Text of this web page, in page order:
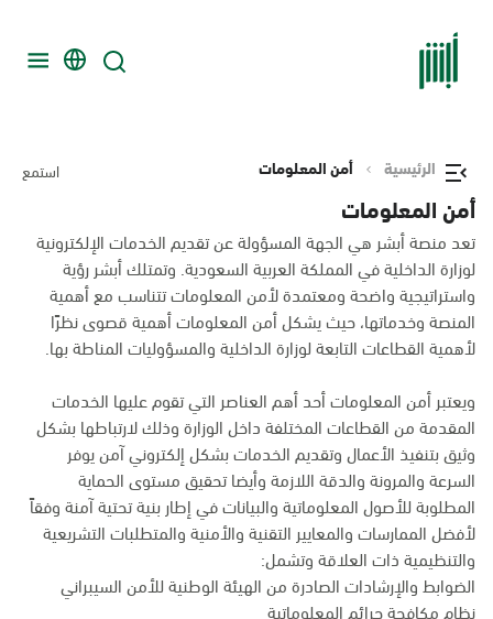
الرئيسية أمن المعلومات استمع
أمن المعلومات
تعد منصة أبشر هي الجهة المسؤولة عن تقديم الخدمات الإلكترونية
لوزارة الداخلية في المملكة العربية السعودية. وتمتلك أبشر رؤية
واستراتيجية واضحة ومعتمدة لأمن المعلومات تتناسب مع أهمية
المنصة وخدماتها، حيث يشكل أمن المعلومات أهمية قصوى نظرًا
لأهمية القطاعات التابعة لوزارة الداخلية والمسؤوليات المناطة بها.
ويعتبر أمن المعلومات أحد أهم العناصر التي تقوم عليها الخدمات
المقدمة من القطاعات المختلفة داخل الوزارة وذلك لارتباطها بشكل
وثيق بتنفيذ الأعمال وتقديم الخدمات بشكل إلكتروني آمن يوفر
السرعة والمرونة والدقة اللازمة وأيضا تحقيق مستوى الحماية
المطلوبة للأصول المعلوماتية والبيانات في إطار بنية تحتية آمنة وفقاً
لأفضل الممارسات والمعايير التقنية والأمنية والمتطلبات التشريعية
والتنظيمية ذات العلاقة وتشمل:
الضوابط والإرشادات الصادرة من الهيئة الوطنية للأمن السيبراني
نظام مكافحة جرائم المعلوماتية